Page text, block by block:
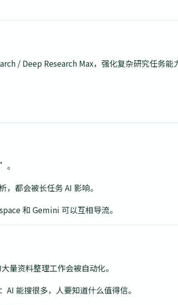
/ Deep Research Max，强化复杂研究任务能
都会被长任务 AI 影响。
和 Gemini 可以互相导流。
量资料整理工作会被自动化。
能搜很多，人要知道什么值得信。